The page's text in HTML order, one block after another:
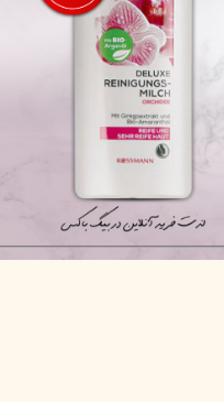
مراقبت چشم
شوینده صورت
ضد جوش و آکنه
ضد قارچ و باکتری
پاک دارو
آر یو آکی
دیپ سنس
لاکچری کوین